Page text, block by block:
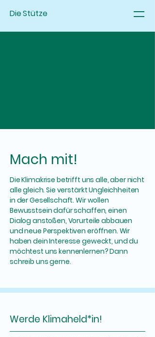
Die Stütze
Mach mit!
Die Klimakrise betrifft uns alle, aber nicht
alle gleich. Sie verstärkt Ungleichheiten
in der Gesellschaft. Wir wollen
Bewusstsein dafür schaffen, einen
Dialog anstoßen, Vorurteile abbauen
und neue Perspektiven eröffnen. Wir
haben dein Interesse geweckt, und du
möchtest uns kennenlernen? Dann
schreib uns gerne.
Werde Klimaheld*in!